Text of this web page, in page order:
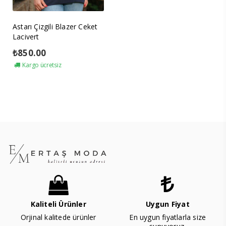
Astarı Çizgili Blazer Ceket
Lacivert
₺850.00
Kargo ücretsiz
Kaliteli Ürünler
Orjinal kalitede ürünler
Uygun Fiyat
En uygun fiyatlarla size